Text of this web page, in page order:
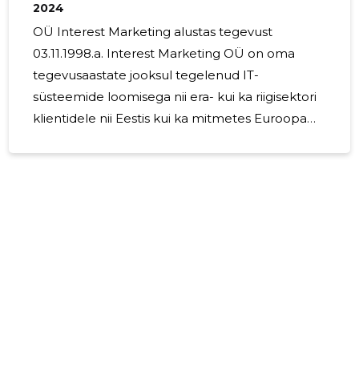
2024
OÜ Interest Marketing alustas tegevust
03.11.1998.a. Interest Marketing OÜ on oma
tegevusaastate jooksul tegelenud IT-
süsteemide loomisega nii era- kui ka riigisektori
klientidele nii Eestis kui ka mitmetes Euroopa